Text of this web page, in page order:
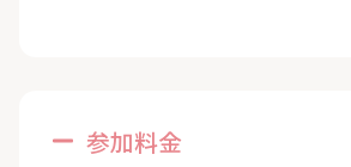
参加料金